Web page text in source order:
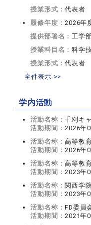
授業形式：代表者
履修年度：2026年
提供部署名：工学
授業科目名：科学
授業形式：代表者
全件表示 >>
学内活動
活動名称：千刈キ
活動期間：2026年
活動名称：高等教
活動期間：2026年
活動名称：高等教
活動期間：2023年
活動名称： 関西学
活動期間：2023年
活動名称：FD委員
活動期間：2021年